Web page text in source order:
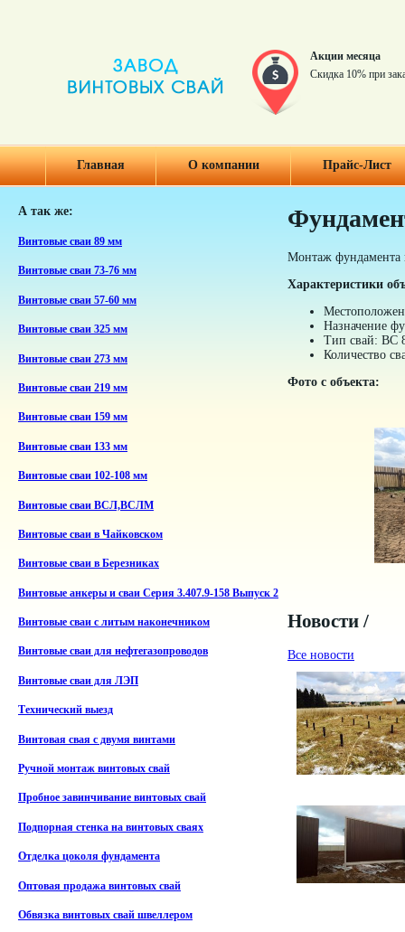
Акции месяца
Скидка 10% при
Главная О компании Прайс-Лист
А так же:
Винтовые сваи 89 мм
Винтовые сваи 73-76 мм
Винтовые сваи 57-60 мм
Винтовые сваи 325 мм
Винтовые сваи 273 мм
Винтовые сваи 219 мм
Винтовые сваи 159 мм
Винтовые сваи 133 мм
Винтовые сваи 102-108 мм
Винтовые сваи ВСЛ,ВСЛМ
Винтовые сваи в Чайковском
Винтовые сваи в Березниках
Винтовые анкеры и сваи Серия 3.407.9-158 Выпуск 2
Винтовые сваи с литым наконечником
Винтовые сваи для нефтегазопроводов
Винтовые сваи для ЛЭП
Технический выезд
Винтовая свая с двумя винтами
Ручной монтаж винтовых свай
Пробное завинчивание винтовых свай
Подпорная стенка на винтовых сваях
Отделка цоколя фундамента
Оптовая продажа винтовых свай
Обвязка винтовых свай швеллером
Монтаж фундамента
Характеристики
Назначение
Тип свай: ВС
Количество
Фото с объекта:
Новости /
Все новости